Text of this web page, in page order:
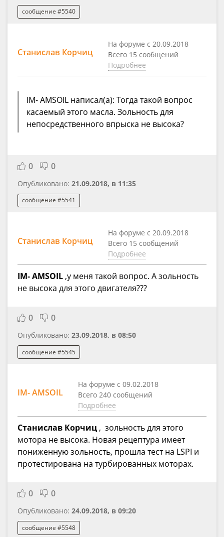
сообщение #5540
Станислав Корчиц
На форуме с 20.09.2018
Всего 15 сообщений
Подробнее
IM- AMSOIL написал(а): Тогда такой вопрос
касаемый этого масла. Зольность для
непосредственного впрыска не высока?
0 0
Опубликовано: 21.09.2018, в 11:35
сообщение #5541
Станислав Корчиц
На форуме с 20.09.2018
Всего 15 сообщений
Подробнее
IM- AMSOIL ,у меня такой вопрос. А зольность
не высока для этого двигателя???
0 0
Опубликовано: 23.09.2018, в 08:50
сообщение #5545
IM- AMSOIL
На форуме с 09.02.2018
Всего 240 сообщений
Подробнее
Станислав Корчиц , зольность для этого
мотора не высока. Новая рецептура имеет
пониженную зольность, прошла тест на LSPI и
протестирована на турбированных моторах.
0 0
Опубликовано: 24.09.2018, в 09:20
сообщение #5548